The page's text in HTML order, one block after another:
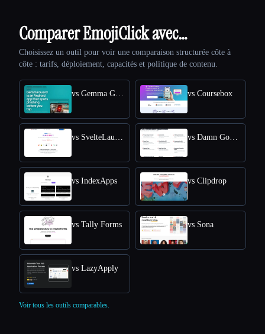
Comparer EmojiClick avec…
Choisissez un outil pour voir une comparaison structurée côte à
côte : tarifs, déploiement, capacités et politique de contenu.
vs Gemma Guard vs Coursebox
vs SvelteLaunch vs Damn Good Tools
vs IndexApps vs Clipdrop
vs Tally Forms vs Sona
vs LazyApply
Voir tous les outils comparables.